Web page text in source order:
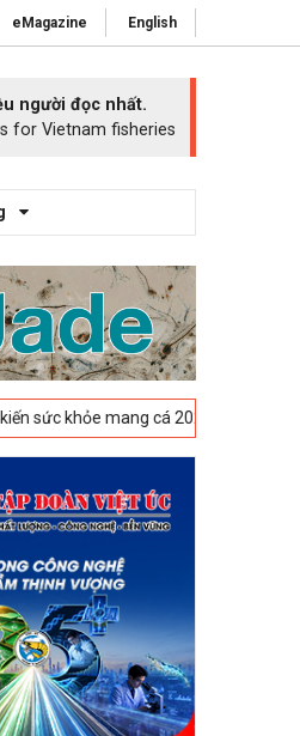
eMagazine English
người đọc nhất.
for Vietnam fisheries
cá 2025 -23-04-2025